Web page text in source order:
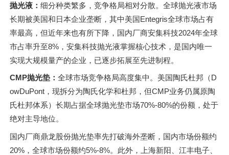
抛光液： 细分种类繁多，竞争格局相对分散。全球抛光液市场
长期被美国和日本企业垄断，其中美国Entegris全球市场占有
率最高，但近年来也有所下降，国内厂商安集科技2024年全球
市占率升至8%，安集科技抛光液掌握核心技术，是国内唯一
实现大规模量产的企业，已逐步拓展至先进制程。
CMP抛光垫： 全球市场竞争格局高度集中。美国陶氏杜邦（D
owDuPont，现拆分为陶氏化学和杜邦，但CMP业务仍属原陶
氏杜邦体系）长期占据全球抛光垫市场70%-80%的份额，处于
绝对主导地位。
国内厂商鼎龙股份抛光垫率先打破海外垄断，国内市场份额约
20%，全球市场份额约5%-8%。此外，上海新阳、江丰电子、